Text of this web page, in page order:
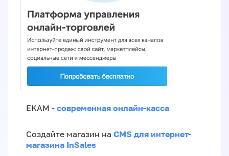
EKAM - современная онлайн-касса
Создайте магазин на CMS для интернет-
магазина InSales